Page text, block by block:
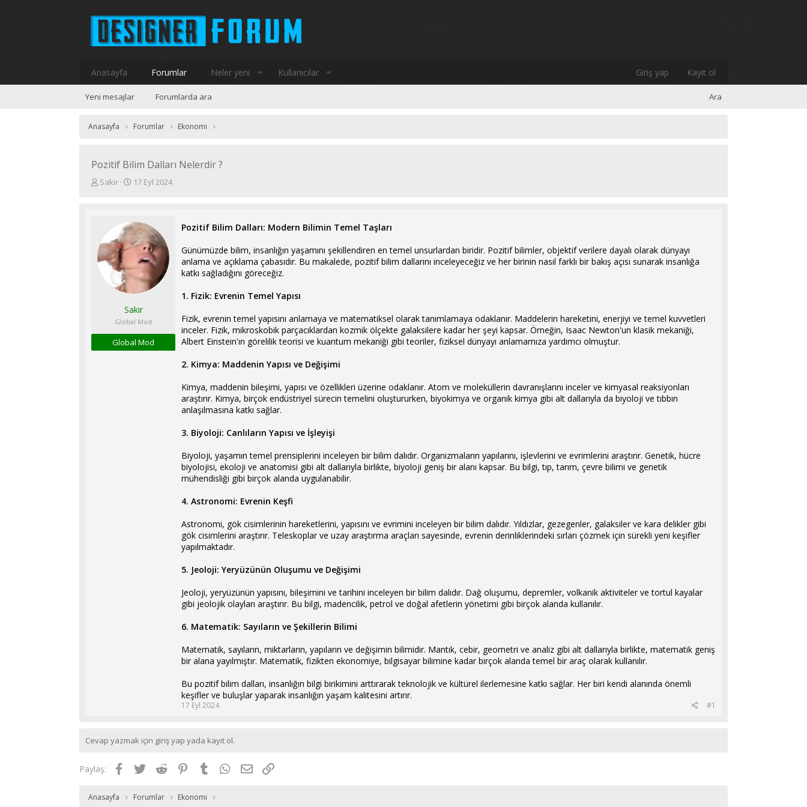
Anasayfa Forumlar Neler yeni Kullanıcılar Giriş yap Kayıt ol
Yeni mesajlar Forumlarda ara Ara
Anasayfa Forumlar Ekonomi
Pozitif Bilim Dalları Nelerdir ?
K
b
a
Sakir
B
a
n
g
ç
i
h
i
17 Eyl 2024
Sakir
Global Mod
Global Mod
Pozitif Bilim Dalları: Modern Bilimin Temel Taşları
Günümüzde bilim, insanlığın yaşamını şekillendiren en temel unsurlardan biridir. Pozitif bilimler, objektif verilere dayalı olarak dünyayı
anlama ve açıklama çabasıdır. Bu makalede, pozitif bilim dallarını inceleyeceğiz ve her birinin nasıl farklı bir bakış açısı sunarak insanlığa
katkı sağladığını göreceğiz.
1. Fizik: Evrenin Temel Yapısı
Fizik, evrenin temel yapısını anlamaya ve matematiksel olarak tanımlamaya odaklanır. Maddelerin hareketini, enerjiyi ve temel kuvvetleri
inceler. Fizik, mikroskobik parçacıklardan kozmik ölçekte galaksilere kadar her şeyi kapsar. Örneğin, Isaac Newton'un klasik mekaniği,
Albert Einstein'ın görelilik teorisi ve kuantum mekaniği gibi teoriler, fiziksel dünyayı anlamamıza yardımcı olmuştur.
2. Kimya: Maddenin Yapısı ve Değişimi
Kimya, maddenin bileşimi, yapısı ve özellikleri üzerine odaklanır. Atom ve moleküllerin davranışlarını inceler ve kimyasal reaksiyonları
araştırır. Kimya, birçok endüstriyel sürecin temelini oluştururken, biyokimya ve organik kimya gibi alt dallarıyla da biyoloji ve tıbbın
anlaşılmasına katkı sağlar.
3. Biyoloji: Canlıların Yapısı ve İşleyişi
Biyoloji, yaşamın temel prensiplerini inceleyen bir bilim dalıdır. Organizmaların yapılarını, işlevlerini ve evrimlerini araştırır. Genetik, hücre
biyolojisi, ekoloji ve anatomisi gibi alt dallarıyla birlikte, biyoloji geniş bir alanı kapsar. Bu bilgi, tıp, tarım, çevre bilimi ve genetik
mühendisliği gibi birçok alanda uygulanabilir.
4. Astronomi: Evrenin Keşfi
Astronomi, gök cisimlerinin hareketlerini, yapısını ve evrimini inceleyen bir bilim dalıdır. Yıldızlar, gezegenler, galaksiler ve kara delikler gibi
gök cisimlerini araştırır. Teleskoplar ve uzay araştırma araçları sayesinde, evrenin derinliklerindeki sırları çözmek için sürekli yeni keşifler
yapılmaktadır.
5. Jeoloji: Yeryüzünün Oluşumu ve Değişimi
Jeoloji, yeryüzünün yapısını, bileşimini ve tarihini inceleyen bir bilim dalıdır. Dağ oluşumu, depremler, volkanik aktiviteler ve tortul kayalar
gibi jeolojik olayları araştırır. Bu bilgi, madencilik, petrol ve doğal afetlerin yönetimi gibi birçok alanda kullanılır.
6. Matematik: Sayıların ve Şekillerin Bilimi
Matematik, sayıların, miktarların, yapıların ve değişimin bilimidir. Mantık, cebir, geometri ve analiz gibi alt dallarıyla birlikte, matematik geniş
bir alana yayılmıştır. Matematik, fizikten ekonomiye, bilgisayar bilimine kadar birçok alanda temel bir araç olarak kullanılır.
Bu pozitif bilim dalları, insanlığın bilgi birikimini arttırarak teknolojik ve kültürel ilerlemesine katkı sağlar. Her biri kendi alanında önemli
keşifler ve buluşlar yaparak insanlığın yaşam kalitesini artırır.
17 Eyl 2024 #1
Cevap yazmak için giriş yap yada kayıt ol.
Paylaş: Facebook
TwitterReddit PinterestTumblr WhatsApp
E-postaLink
Anasayfa Forumlar Ekonomi